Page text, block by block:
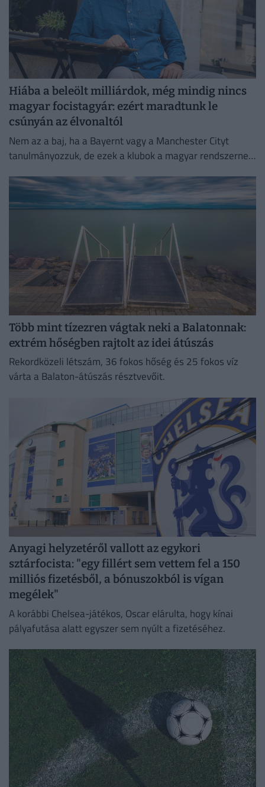
Hiába a beleölt milliárdok, még mindig nincs
magyar focistagyár: ezért maradtunk le
csúnyán az élvonaltól
Nem az a baj, ha a Bayernt vagy a Manchester Cityt
tanulmányozzuk, de ezek a klubok a magyar rendszernek
Több mint tízezren vágtak neki a Balatonnak:
extrém hőségben rajtolt az idei átúszás
Rekordközeli létszám, 36 fokos hőség és 25 fokos víz
várta a Balaton-átúszás résztvevőit.
Anyagi helyzetéről vallott az egykori
sztárfocista: "egy fillért sem vettem fel a 150
milliós fizetésből, a bónuszokból is vígan
megélek"
A korábbi Chelsea-játékos, Oscar elárulta, hogy kínai
pályafutása alatt egyszer sem nyúlt a fizetéséhez.